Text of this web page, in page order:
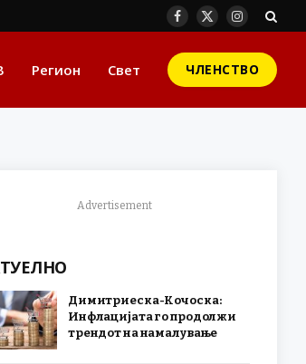
Facebook
X
Instagram
Регион Свет ЧЛЕНСТВО
Advertisement
Димитриеска-Кочоска:
Инфлацијата го продолжи
трендот на намалување